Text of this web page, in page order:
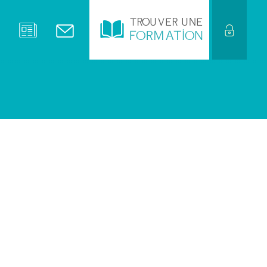
TROUVER UNE
FORMATION